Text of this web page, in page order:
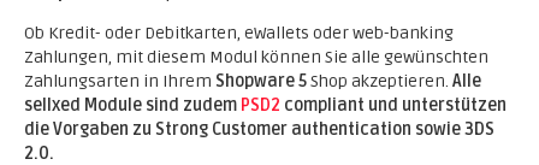
Ob Kredit- oder Debitkarten, eWallets oder web-banking
Zahlungen, mit diesem Modul können Sie alle gewünschten
Zahlungsarten in Ihrem Shopware 5Shop akzeptieren. Alle
sellxed Module sind zudem PSD2 compliant und unterstützen
die Vorgaben zu Strong Customer authentication sowie 3DS
2.0.